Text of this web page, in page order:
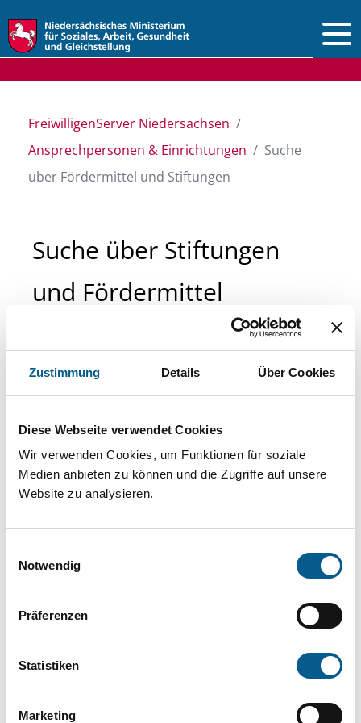
Zustimmung Details Über Cookies
Diese Webseite verwendet Cookies
Wir verwenden Cookies, um Funktionen für soziale
Medien anbieten zu können und die Zugriffe auf unsere
Website zu analysieren.
Notwendig
Präferenzen
Statistiken
Marketing
FreiwilligenServer Niedersachsen
Ansprechpersonen & Einrichtungen
Suche
über Fördermittel und Stiftungen
Suche über Stiftungen
und Fördermittel
Sie suchen finanzielle Unterstützung für ein
Projekt oder ein Vorhaben? Hier können Sie
direkt über unsere Fördermitteldatenbank und
Stiftungsdatenbank recherchieren. Bei der
Suche bitte die Groß- und Kleinschreibung
beachten.
Bitte Suchbegriff eingeben. Ergebnisse
können durch die Wahl von Bereichen oder
Suchen